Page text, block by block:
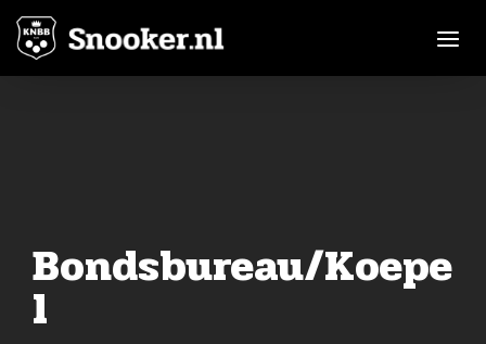
Bondsbureau/Koepe
l